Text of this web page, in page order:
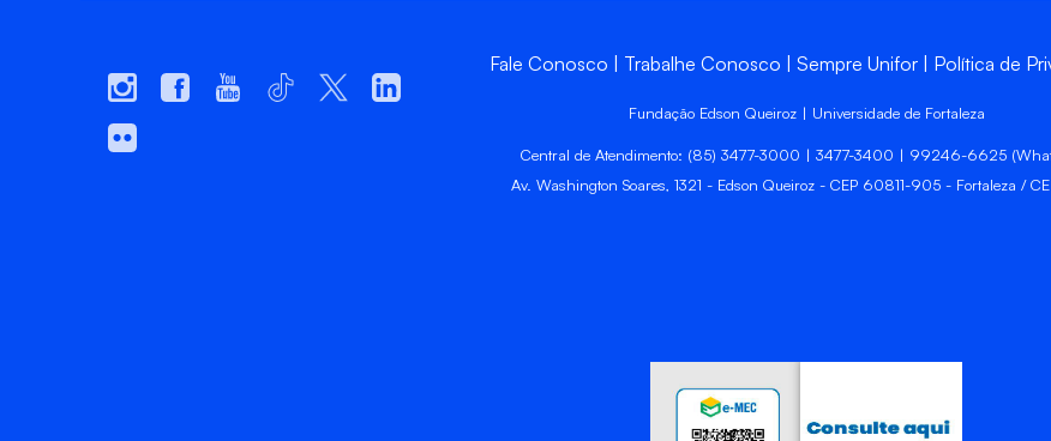
Fale Conosco Trabalhe Conosco Sempre Unifor Política de
Fundação Edson Queiroz | Universidade de Fortaleza
Central de Atendimento: (85) 3477-3000 | 3477-3400 | 99246-6625
Av. Washington Soares, 1321 - Edson Queiroz - CEP 60811-905 - Fortaleza /